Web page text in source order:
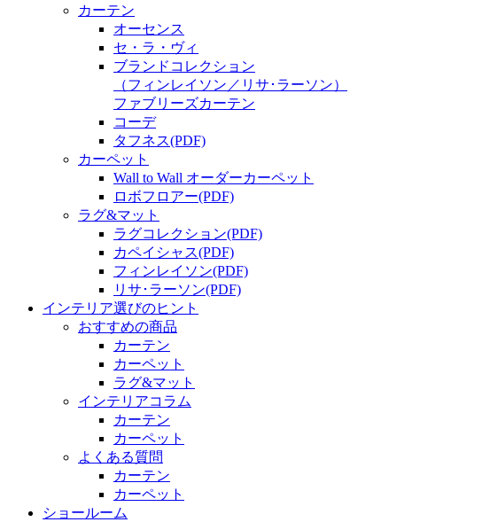
カーテン
オーセンス
セ・ラ・ヴィ
ブランドコレクション
（フィンレイソン／リサ･ラーソン）
ファブリーズカーテン
コーデ
タフネス(PDF)
カーペット
Wall to Wall オーダーカーペット
ロボフロアー(PDF)
ラグ&マット
ラグコレクション(PDF)
カペイシャス(PDF)
フィンレイソン(PDF)
リサ･ラーソン(PDF)
インテリア選びのヒント
おすすめの商品
カーテン
カーペット
ラグ&マット
インテリアコラム
カーテン
カーペット
よくある質問
カーテン
カーペット
ショールーム